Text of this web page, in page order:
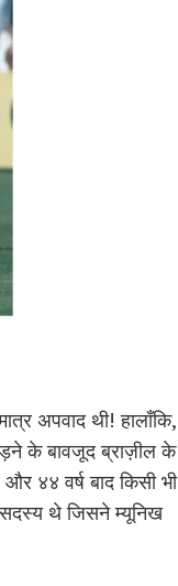
अपवाद थी! हालाँकि,
के बावजूद ब्राज़ील के
४४ वर्ष बाद किसी भी
सदस्य थे जिसने म्यूनिख